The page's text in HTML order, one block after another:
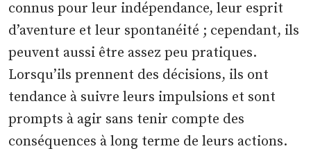
connus pour leur indépendance, leur esprit
d’aventure et leur spontanéité ; cependant, ils
peuvent aussi être assez peu pratiques.
Lorsqu’ils prennent des décisions, ils ont
tendance à suivre leurs impulsions et sont
prompts à agir sans tenir compte des
conséquences à long terme de leurs actions.